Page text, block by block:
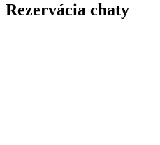
Rezervácia chaty​